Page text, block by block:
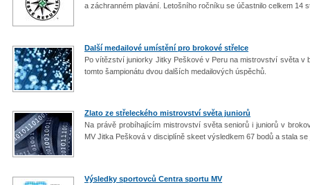
a záchranném plavání. Letošního ročníku se účastnilo celkem 14
Další medailové umístění pro brokové střelce
Po vítězství juniorky Jitky Peškové v Peru na mistrovství světa v
tomto šampionátu dvou dalších medailových úspěchů.
Zlato ze střeleckého mistrovství světa juniorů
Na právě probíhajícím mistrovství světa seniorů i juniorů v
MV Jitka Pešková v disciplíně skeet výsledkem 67 bodů a stala
Výsledky sportovců Centra sportu MV